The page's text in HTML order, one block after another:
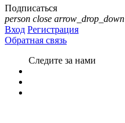
Подписаться
person close arrow_drop_down
Вход Регистрация
Обратная связь
Следите за нами